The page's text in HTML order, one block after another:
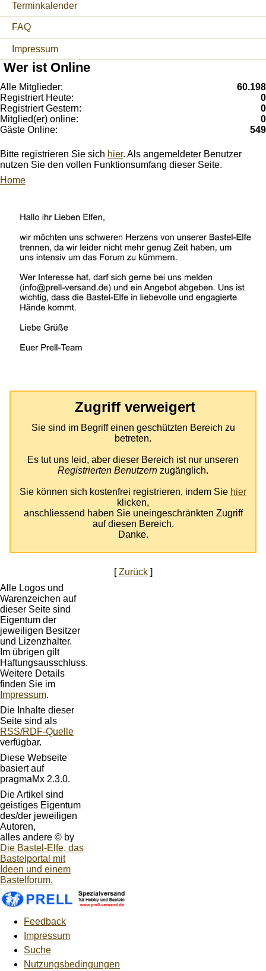
Terminkalender
FAQ
Impressum
Wer ist Online
Alle Mitglieder:
60.198
Registriert Heute:
0
Registriert Gestern:
0
Mitglied(er) online:
0
Gäste Online:
549
Bitte registrieren Sie sich hier. Als angemeldeter Benutzer
nutzen Sie den vollen Funktionsumfang dieser Seite.
Home
Zugriff verweigert
Sie sind im Begriff einen geschützten Bereich zu
betreten.
Es tut uns leid, aber dieser Bereich ist nur unseren
Registrierten Benutzern zugänglich.
Sie können sich kostenfrei registrieren, indem Sie hier
klicken,
anschliessend haben Sie uneingeschränkten Zugriff
auf diesen Bereich.
Danke.
[Zurück]
Alle Logos und
Warenzeichen auf
dieser Seite sind
Eigentum der
jeweiligen Besitzer
und Lizenzhalter.
Im übrigen gilt
Haftungsausschluss.
Weitere Details
finden Sie im
Impressum.
Die Inhalte dieser
Seite sind als
RSS/RDF-Quelle
verfügbar.
Diese Webseite
basiert auf
pragmaMx 2.3.0.
Die Artikel sind
geistiges Eigentum
des/der jeweiligen
Autoren,
alles andere © by
Die Bastel-Elfe, das
Bastelportal mit
Ideen und einem
Bastelforum.
Feedback
Impressum
Suche
Nutzungsbedingungen